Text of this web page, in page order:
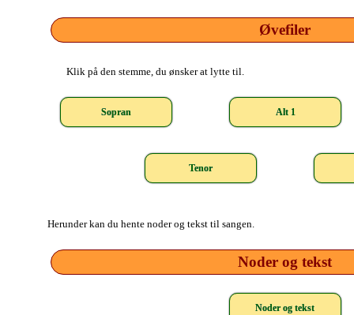
Øvefiler
Klik på den stemme, du ønsker at lytte til.
Sopran Alt 1
Tenor
Herunder kan du hente noder og tekst til sangen.
Noder og tekst
Noder og tekst